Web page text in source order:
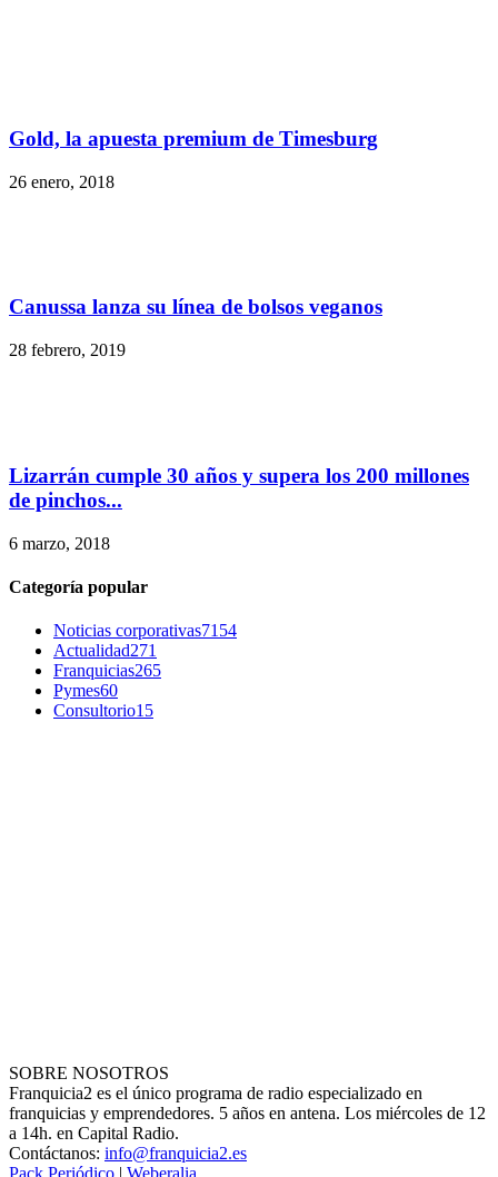
Gold, la apuesta premium de Timesburg
26 enero, 2018
Canussa lanza su línea de bolsos veganos
28 febrero, 2019
Lizarrán cumple 30 años y supera los 200 millones
de pinchos...
6 marzo, 2018
Categoría popular
Noticias corporativas7154
Actualidad271
Franquicias265
Pymes60
Consultorio15
SOBRE NOSOTROS
Franquicia2 es el único programa de radio especializado en
franquicias y emprendedores. 5 años en antena. Los miércoles de 12
a 14h. en Capital Radio.
Contáctanos: info@franquicia2.es
Pack Periódico | Weberalia